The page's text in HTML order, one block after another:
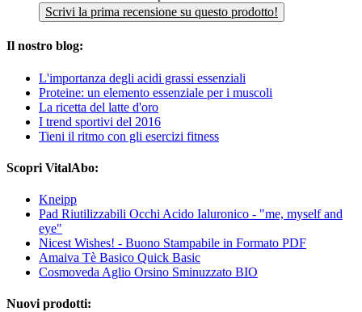
Scrivi la prima recensione su questo prodotto!
Il nostro blog:
L'importanza degli acidi grassi essenziali
Proteine: un elemento essenziale per i muscoli
La ricetta del latte d'oro
I trend sportivi del 2016
Tieni il ritmo con gli esercizi fitness
Scopri VitalAbo:
Kneipp
Pad Riutilizzabili Occhi Acido Ialuronico - "me, myself and
eye"
Nicest Wishes! - Buono Stampabile in Formato PDF
Amaiva Tè Basico Quick Basic
Cosmoveda Aglio Orsino Sminuzzato BIO
Nuovi prodotti: